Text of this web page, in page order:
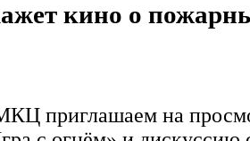
кино о
приглашаем на